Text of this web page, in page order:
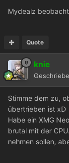
Mydealz
Quote
knie
Stimme dem zu,
übertrieben ist xD
Habe ein XMG
brutal mit der
nehmen sollen,